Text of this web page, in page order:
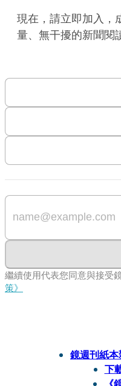
現在，請立即加入，
量、無干擾的新聞閱
繼續使用代表您同意與接受
策》
鏡週刊紙
下